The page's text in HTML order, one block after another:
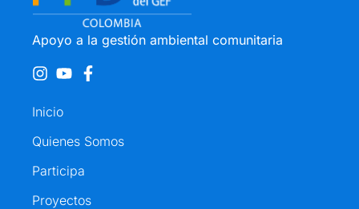
Apoyo a la gestión ambiental comunitaria
Inicio
Quienes Somos
Participa
Proyectos